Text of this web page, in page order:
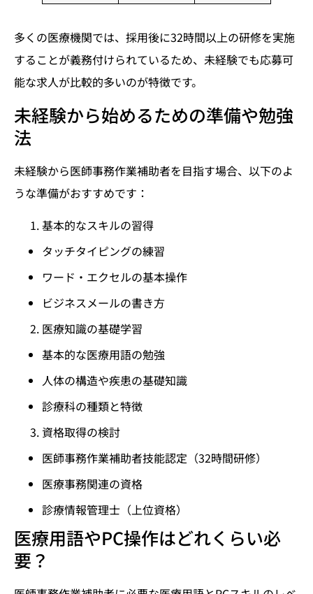
多くの医療機関では、採用後に32時間以上の研修を実施
することが義務付けられているため、未経験でも応募可
能な求人が比較的多いのが特徴です。
未経験から始めるための準備や勉強
法
未経験から医師事務作業補助者を目指す場合、以下のよ
うな準備がおすすめです：
基本的なスキルの習得
タッチタイピングの練習
ワード・エクセルの基本操作
ビジネスメールの書き方
医療知識の基礎学習
基本的な医療用語の勉強
人体の構造や疾患の基礎知識
診療科の種類と特徴
資格取得の検討
医師事務作業補助者技能認定（32時間研修）
医療事務関連の資格
診療情報管理士（上位資格）
医療用語やPC操作はどれくらい必
要？